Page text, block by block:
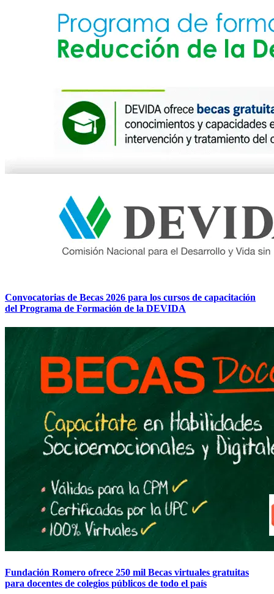
Convocatorias de Becas 2026 para los cursos de capacitación
del Programa de Formación de la DEVIDA
Fundación Romero ofrece 250 mil Becas virtuales gratuitas
para docentes de colegios públicos de todo el país